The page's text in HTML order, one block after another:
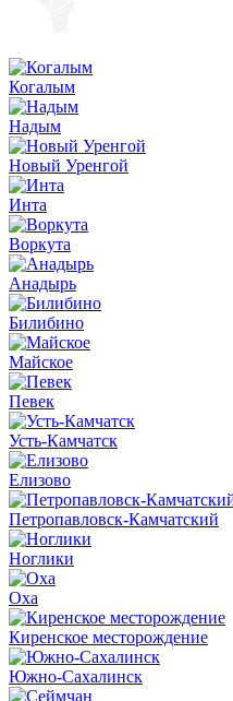
Когалым
Надым
Новый Уренгой
Инта
Воркута
Анадырь
Билибино
Майское
Певек
Усть-Камчатск
Елизово
Петропавловск-Камчатский
Ноглики
Оха
Киренское месторождение
Южно-Сахалинск